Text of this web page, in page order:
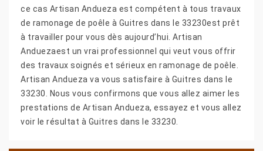
ce cas Artisan Andueza est compétent à tous travaux
de ramonage de poêle à Guitres dans le 33230est prêt
à travailler pour vous dès aujourd’hui. Artisan
Anduezaest un vrai professionnel qui veut vous offrir
des travaux soignés et sérieux en ramonage de poêle.
Artisan Andueza va vous satisfaire à Guitres dans le
33230. Nous vous confirmons que vous allez aimer les
prestations de Artisan Andueza, essayez et vous allez
voir le résultat à Guitres dans le 33230.